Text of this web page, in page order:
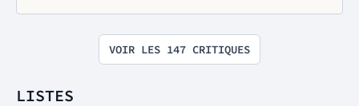
VOIR LES 147 CRITIQUES
LISTES